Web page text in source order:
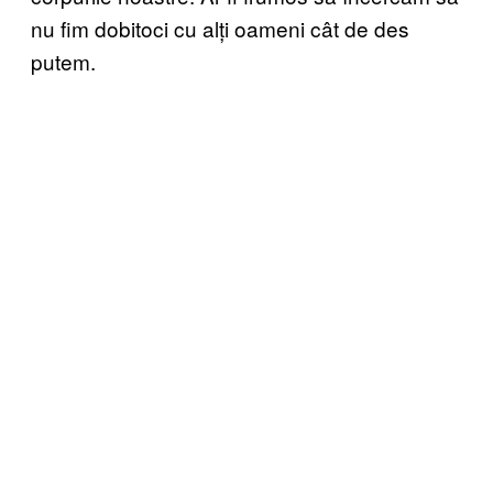
nu fim dobitoci cu alți oameni cât de des
putem.